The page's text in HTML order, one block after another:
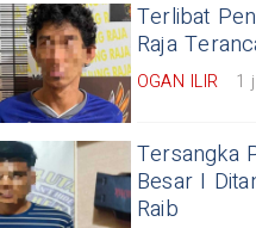
Terlibat
Raja
OGAN ILIR 1
Tersangka
Besar I
Raib